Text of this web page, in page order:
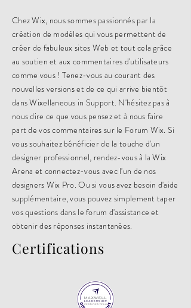
Chez Wix, nous sommes passionnés par la
création de modèles qui vous permettent de
créer de fabuleux sites Web et tout cela grâce
au soutien et aux commentaires d'utilisateurs
comme vous ! Tenez-vous au courant des
nouvelles versions et de ce qui arrive bientôt
dans Wixellaneous in Support. N'hésitez pas à
nous dire ce que vous pensez et à nous faire
part de vos commentaires sur le Forum Wix. Si
vous souhaitez bénéficier de la touche d'un
designer professionnel, rendez-vous à la Wix
Arena et connectez-vous avec l'un de nos
designers Wix Pro. Ou si vous avez besoin d'aide
supplémentaire, vous pouvez simplement taper
vos questions dans le forum d'assistance et
obtenir des réponses instantanées.
Certifications